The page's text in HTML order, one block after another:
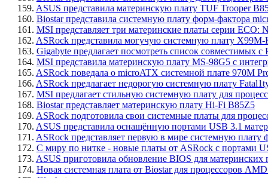
159. ASUS представила материнскую плату TUF Trooper
160. Biostar представила системную плату форм-фактора
161. MSI представляет три материнские платы серии ECO:
162. ASRock представила могучую системную плату
163. Gigabyte предлагает посмотреть список совместимых
164. MSI представила материнскую плату MS-98G5 с
165. ASRock поведала о microATX системной плате 970M
166. ASRock предлагает недорогую системную плату
167. MSI предлагает стильную системную плату для
168. Biostar представляет материнскую плату Hi-Fi B85Z5
169. ASRock подготовила свои системные платы для
170. ASUS представила оснащённую портами USB 3.1
171. ASRock представляет первую в мире системную
172. С миру по нитке - новые платы от ASRock с портами
173. ASUS приготовила обновление BIOS для материнских
174. Новая системная плата от Biostar для процессоров